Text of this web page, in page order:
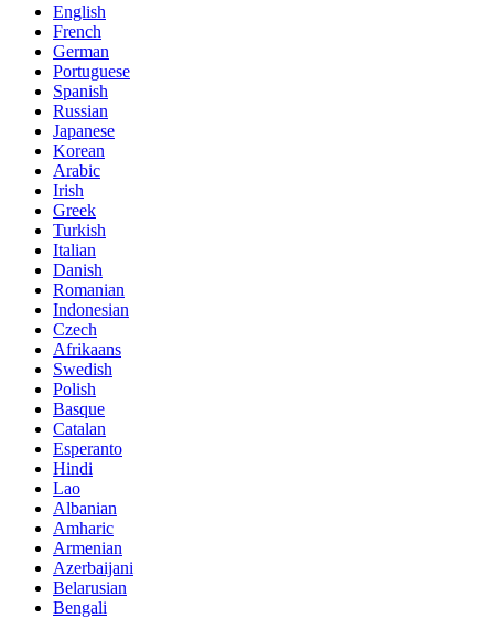
English
French
German
Portuguese
Spanish
Russian
Japanese
Korean
Arabic
Irish
Greek
Turkish
Italian
Danish
Romanian
Indonesian
Czech
Afrikaans
Swedish
Polish
Basque
Catalan
Esperanto
Hindi
Lao
Albanian
Amharic
Armenian
Azerbaijani
Belarusian
Bengali